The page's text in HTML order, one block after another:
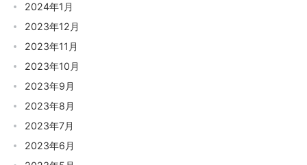
2024年1月
2023年12月
2023年11月
2023年10月
2023年9月
2023年8月
2023年7月
2023年6月